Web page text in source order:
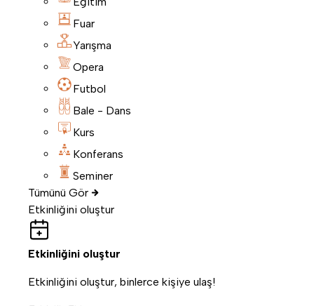
Fuar
Yarışma
Opera
Futbol
Bale - Dans
Kurs
Konferans
Seminer
Tümünü Gör
Etkinliğini oluştur
Etkinliğini oluştur
Etkinliğini oluştur, binlerce kişiye ulaş!